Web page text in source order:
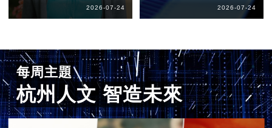
2026-07-24 2026-07-24
每周主題
杭州人文 智造未來